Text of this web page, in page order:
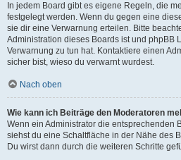
In jedem Board gibt es eigene Regeln, die
festgelegt werden. Wenn du gegen eine
sie dir eine Verwarnung erteilen. Bitte
Administration dieses Boards ist und phpBB
Verwarnung zu tun hat. Kontaktiere einen
sicher bist, wieso du verwarnt wurdest.
Nach oben
Wie kann ich Beiträge den Moderatoren
Wenn ein Administrator die entsprechenden
siehst du eine Schaltfläche in der Nähe des
Du wirst dann durch die weiteren Schritte